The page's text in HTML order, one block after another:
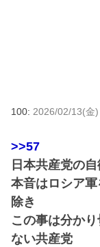
100: 2026/02/13(金
>>57
日本共産党の
本音はロシア
除き
この事は分か
ない共産党